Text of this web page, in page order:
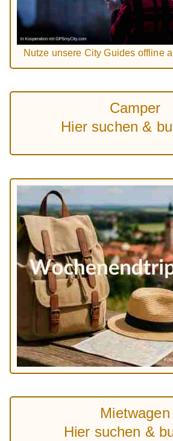
Nutze unsere City Guides offline
Camper
Hier suchen &
Mietwagen
Hier suchen &